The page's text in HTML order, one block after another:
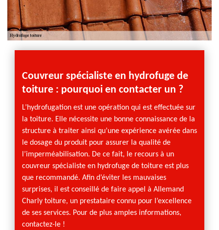
Couvreur spécialiste en hydrofuge de
toiture : pourquoi en contacter un ?
L’hydrofugation est une opération qui est effectuée sur
la toiture. Elle nécessite une bonne connaissance de la
structure à traiter ainsi qu’une expérience avérée dans
le dosage du produit pour assurer la qualité de
l’imperméabilisation. De ce fait, le recours à un
couvreur spécialiste en hydrofuge de toiture est plus
que recommandé. Afin d’éviter les mauvaises
surprises, il est conseillé de faire appel à Allemand
Charly toiture, un prestataire connu pour l’excellence
de ses services. Pour de plus amples informations,
contactez-le !